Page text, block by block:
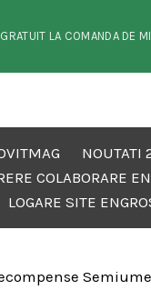
LA COMANDA DE
NOUTATI
COLABORARE
LOGARE SITE